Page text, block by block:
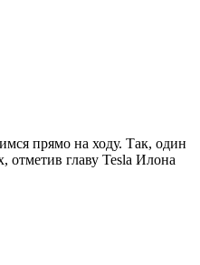
прямо на ходу. Так, один
отметив главу Tesla Илона